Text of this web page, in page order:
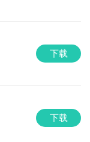
下载
下载